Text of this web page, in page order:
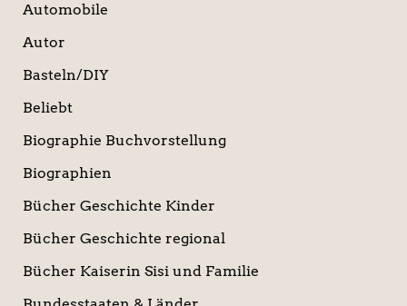
Automobile
Autor
Basteln/DIY
Beliebt
Biographie Buchvorstellung
Biographien
Bücher Geschichte Kinder
Bücher Geschichte regional
Bücher Kaiserin Sisi und Familie